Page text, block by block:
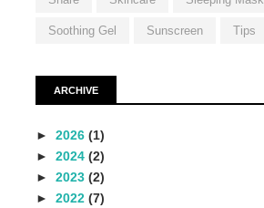
Soothing Gel Sunscreen Tips
ARCHIVE
► 2026 (1)
► 2024 (2)
► 2023 (2)
► 2022 (7)